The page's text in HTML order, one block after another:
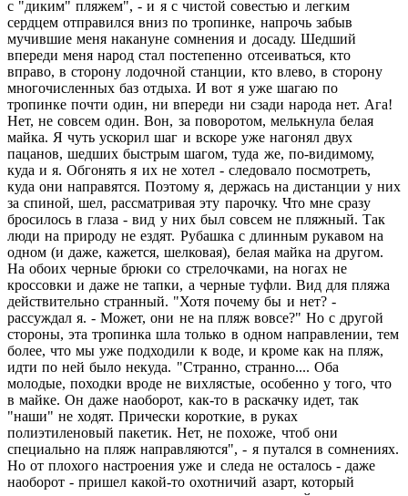
с "диким" пляжем", - и я с чистой совестью и легким
сердцем отправился вниз по тропинке, напрочь забыв
мучившие меня накануне сомнения и досаду. Шедший
впереди меня народ стал постепенно отсеиваться, кто
вправо, в сторону лодочной станции, кто влево, в сторону
многочисленных баз отдыха. И вот я уже шагаю по
тропинке почти один, ни впереди ни сзади народа нет. Ага!
Нет, не совсем один. Вон, за поворотом, мелькнула белая
майка. Я чуть ускорил шаг и вскоре уже нагонял двух
пацанов, шедших быстрым шагом, туда же, по-видимому,
куда и я. Обгонять я их не хотел - следовало посмотреть,
куда они направятся. Поэтому я, держась на дистанции у них
за спиной, шел, рассматривая эту парочку. Что мне сразу
бросилось в глаза - вид у них был совсем не пляжный. Так
люди на природу не ездят. Рубашка с длинным рукавом на
одном (и даже, кажется, шелковая), белая майка на другом.
На обоих черные брюки со стрелочками, на ногах не
кроссовки и даже не тапки, а черные туфли. Вид для пляжа
действительно странный. "Хотя почему бы и нет? -
рассуждал я. - Может, они не на пляж вовсе?" Но с другой
стороны, эта тропинка шла только в одном направлении, тем
более, что мы уже подходили к воде, и кроме как на пляж,
идти по ней было некуда. "Странно, странно.... Оба
молодые, походки вроде не вихлястые, особенно у того, что
в майке. Он даже наоборот, как-то в раскачку идет, так
"наши" не ходят. Прически короткие, в руках
полиэтиленовый пакетик. Нет, не похоже, чтоб они
специально на пляж направляются", - я путался в сомнениях.
Но от плохого настроения уже и следа не осталось - даже
наоборот - пришел какой-то охотничий азарт, который